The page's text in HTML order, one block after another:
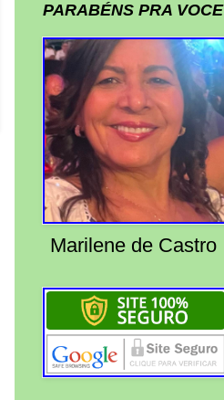
PARABÉNS PRA VOCE
Marilene de Castro